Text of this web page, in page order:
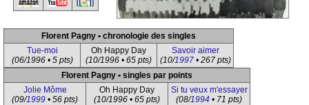
Florent Pagny • chronologie des singles
Tue-moi
(06/1996 • 5 pts)
Oh Happy Day
(10/1996 • 65 pts)
Savoir aimer
(10/1997• 267 pts)
Florent Pagny • singles par points
Jolie Môme
(09/1999 • 56 pts)
Oh Happy Day
(10/1996 • 65 pts)
Si tu veux m'essayer
(08/1994 • 71 pts)